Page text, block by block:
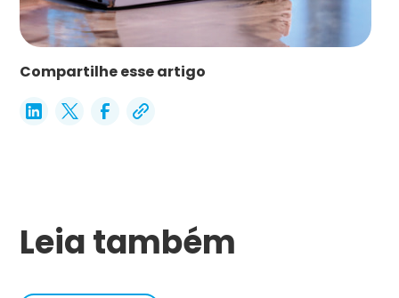
Compartilhe esse artigo
Leia também